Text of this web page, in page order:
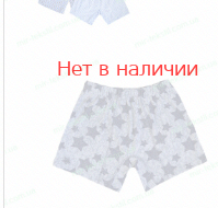
Нет в наличии